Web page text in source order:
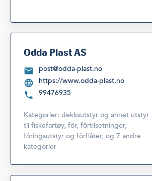
Odda Plast AS
post@odda-plast.no
https://www.odda-plast.no
99476935
Kategorier: dekksutstyr og annet utstyr
til fiskefartøy, fôr, fôrtilsetninger,
fôringsutstyr og fôrflåter, og 7 andre
kategorier